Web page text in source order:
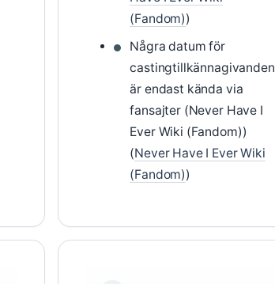
(Fandom))
Några datum för
castingtillkännagivanden
är endast kända via
fansajter (Never Have I
Ever Wiki (Fandom))
(Never Have I Ever Wiki
(Fandom))